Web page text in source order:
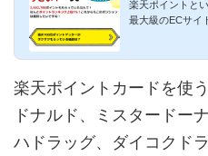
楽天ポイントと
最大級のECサイ
楽天ポイントカードを使
ドナルド、ミスタードー
ハドラッグ、ダイコクド